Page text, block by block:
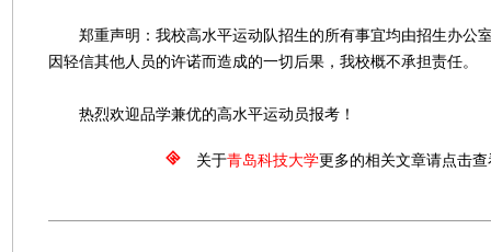
郑重声明：我校高水平运动队招生的所有事宜均由招生办公
因轻信其他人员的许诺而造成的一切后果，我校概不承担责任。
热烈欢迎品学兼优的高水平运动员报考！
关于青岛科技大学更多的相关文章请点击查